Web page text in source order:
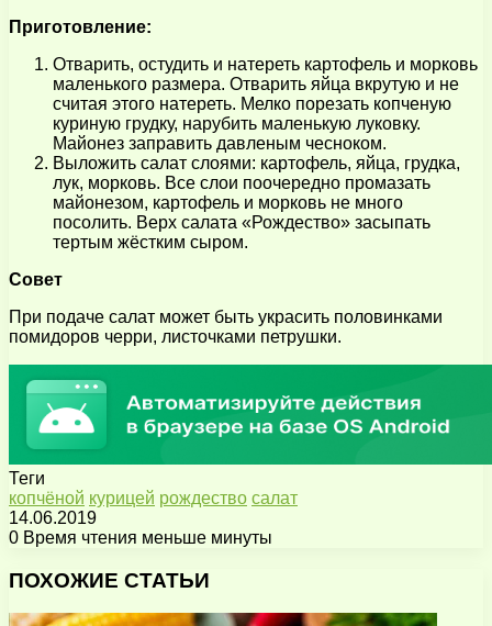
Приготовление:
Отварить, остудить и натереть картофель и морковь
маленького размера. Отварить яйца вкрутую и не
считая этого натереть. Мелко порезать копченую
куриную грудку, нарубить маленькую луковку.
Майонез заправить давленым чесноком.
Выложить салат слоями: картофель, яйца, грудка,
лук, морковь. Все слои поочередно промазать
майонезом, картофель и морковь не много
посолить. Верх салата «Рождество» засыпать
тертым жёстким сыром.
Совет
При подаче салат может быть украсить половинками
помидоров черри, листочками петрушки.
Теги
копчёной курицей рождество салат
14.06.2019
0 Время чтения меньше минуты
через
почту
ПОХОЖИЕ СТАТЬИ